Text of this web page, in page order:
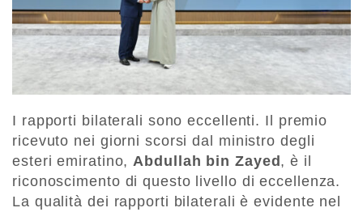
I rapporti bilaterali sono eccellenti. Il premio
ricevuto nei giorni scorsi dal ministro degli
esteri emiratino, Abdullah bin Zayed, è il
riconoscimento di questo livello di eccellenza.
La qualità dei rapporti bilaterali è evidente nel